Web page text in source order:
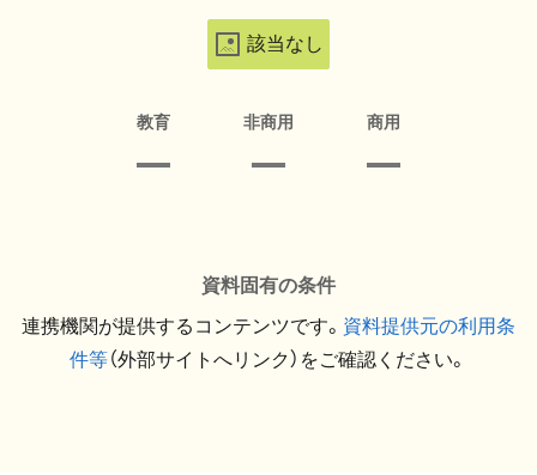
該当なし
教育 非商用 商用
資料固有の条件
連携機関が提供するコンテンツです。 資料提供元の利用条
件等（外部サイトへリンク）をご確認ください。